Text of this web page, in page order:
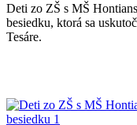
Deti zo ZŠ s MŠ
besiedku, ktorá sa
Tesáre.